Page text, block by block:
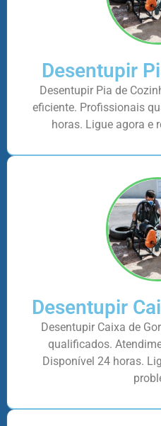
Desentupir
Desentupir Pia de
eficiente. Profissionais
horas. Ligue agora e
Desentupir
Desentupir Caixa de
qualificados.
Disponível 24 horas.